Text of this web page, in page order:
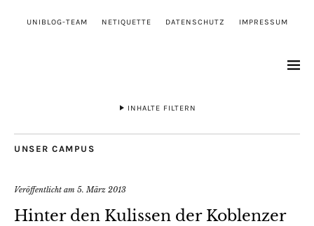
UNIBLOG-TEAM NETIQUETTE DATENSCHUTZ IMPRESSUM
INHALTE FILTERN
UNSER CAMPUS
Veröffentlicht am 5. März 2013
Hinter den Kulissen der Koblenzer